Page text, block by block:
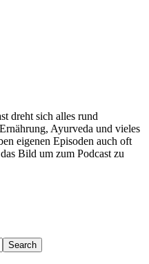
dreht sich alles rund
Ayurveda und vieles
eigenen Episoden auch oft
Bild um zum Podcast zu